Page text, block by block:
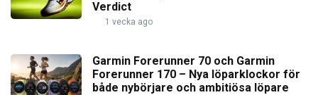
Verdict
1 vecka ago
Garmin Forerunner 70 och Garmin
Forerunner 170 – Nya löparklockor för
både nybörjare och ambitiösa löpare